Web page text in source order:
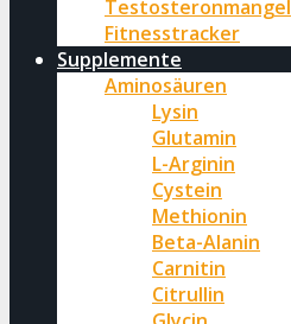
Testosteronmangel
Fitnesstracker
Supplemente
Aminosäuren
Lysin
Glutamin
L-Arginin
Cystein
Methionin
Beta-Alanin
Carnitin
Citrullin